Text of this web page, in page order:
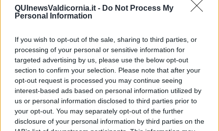
QUInewsValdicornia.it - Do Not Process My
Personal Information
If you wish to opt-out of the sale, sharing to third parties, or
processing of your personal or sensitive information for
targeted advertising by us, please use the below opt-out
section to confirm your selection. Please note that after your
opt-out request is processed you may continue seeing
interest-based ads based on personal information utilized by
us or personal information disclosed to third parties prior to
your opt-out. You may separately opt-out of the further
disclosure of your personal information by third parties on the
Il corridoio blu
​Il cronoprogramma ottimale verso il full electric sui traghetti
Alcune domande da esordiente agli esperti che decidono le
sorti dell’Elba
Verso il full electric a gestione pubblica dei traghetti​
​La Scienza dei Cittadini e i Cittadini per l’Aria
Trump e le sue guerre contro i deboli e contro la terra
​Le furbate elettorali della Meloni e la testardaggine
dell’opposizione
​Date loro l’Oscar al posto del Nobel per la Pace
L'umanizzazione dell'economia e della politica
​Dopo il diluvio dei NO: un patto intergenerazionale